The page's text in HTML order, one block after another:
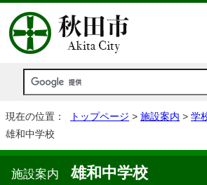
現在の位置： トップページ > 施設案内 > 学
雄和中学校
施設案内雄和中学校